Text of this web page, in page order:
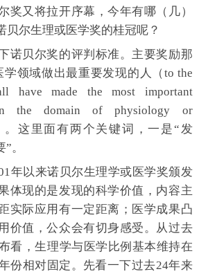
奖又将拉开序幕，今年有哪（几）
贝尔生理或医学奖的桂冠呢？
诺贝尔奖的评判标准。主要奖励那
学领域做出最重要发现的人（to the
have made the most important
the domain of physiology or
。这里面有两个关键词，一是“发
。
年以来诺贝尔生理学或医学奖颁发
体现的是发现的科学价值，内容主
实际应用有一定距离；医学成果凸
价值，公众会有切身感受。从过去
看，生理学与医学比例基本维持在
份相对固定。先看一下过去24年来